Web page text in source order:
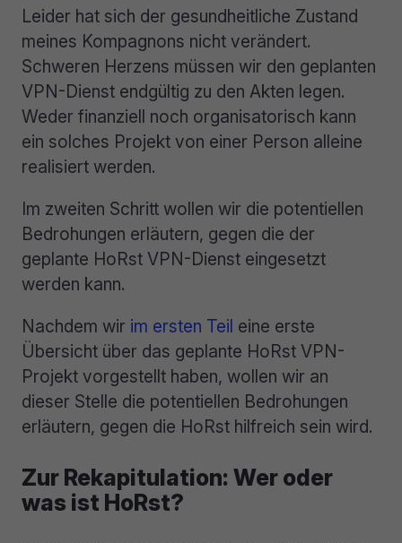
Leider hat sich der gesundheitliche Zustand
meines Kompagnons nicht verändert.
Schweren Herzens müssen wir den geplanten
VPN-Dienst endgültig zu den Akten legen.
Weder finanziell noch organisatorisch kann
ein solches Projekt von einer Person alleine
realisiert werden.
Im zweiten Schritt wollen wir die potentiellen
Bedrohungen erläutern, gegen die der
geplante HoRst VPN-Dienst eingesetzt
werden kann.
Nachdem wir im ersten Teil eine erste
Übersicht über das geplante HoRst VPN-
Projekt vorgestellt haben, wollen wir an
dieser Stelle die potentiellen Bedrohungen
erläutern, gegen die HoRst hilfreich sein wird.
Zur Rekapitulation: Wer oder
was ist HoRst?